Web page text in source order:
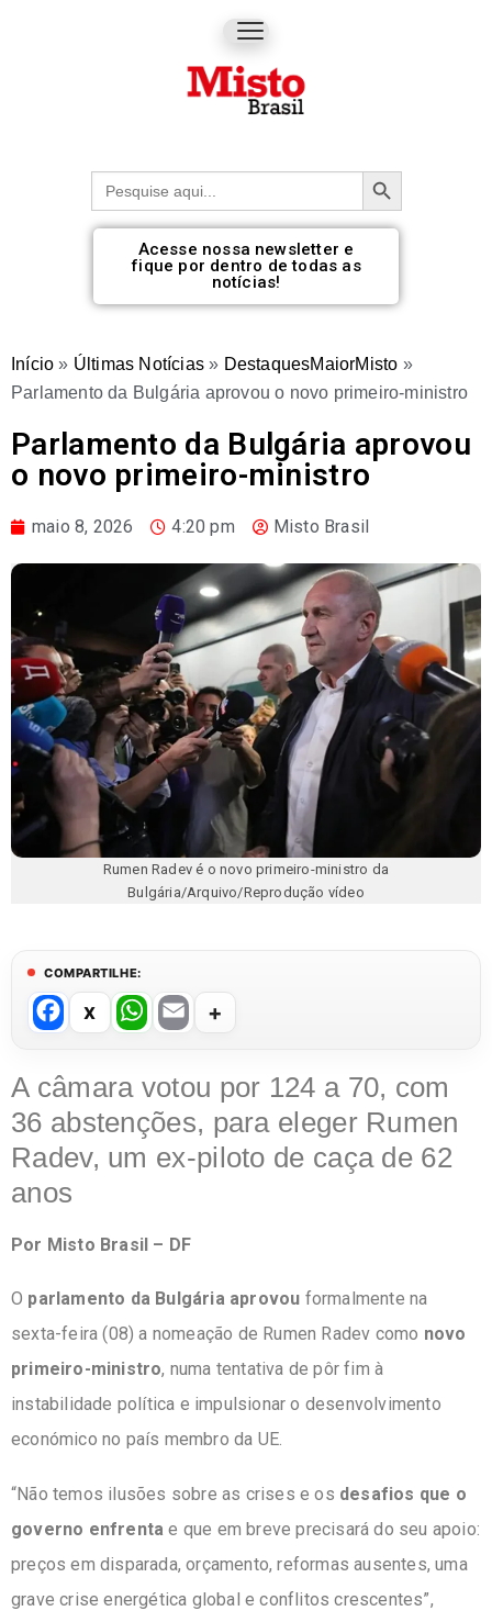
Procurar: Botão de pesquisa
Acesse nossa newsletter e
fique por dentro de todas as
notícias!
Início » Últimas Notícias » DestaquesMaiorMisto »
Parlamento da Bulgária aprovou o novo primeiro-ministro
Parlamento da Bulgária aprovou
o novo primeiro-ministro
maio 8, 2026 4:20 pm Misto Brasil
Rumen Radev é o novo primeiro-ministro da
Bulgária/Arquivo/Reprodução vídeo
COMPARTILHE:
F
a
c
e
b
o
k
W
h
at
s
A
E
ail
A câmara votou por 124 a 70, com
36 abstenções, para eleger Rumen
Radev, um ex-piloto de caça de 62
anos
Por Misto Brasil – DF
O parlamento da Bulgária aprovou formalmente na
sexta-feira (08) a nomeação de Rumen Radev como novo
primeiro-ministro, numa tentativa de pôr fim à
instabilidade política e impulsionar o desenvolvimento
económico no país membro da UE.
“Não temos ilusões sobre as crises e os desafios que o
governo enfrenta e que em breve precisará do seu apoio:
preços em disparada, orçamento, reformas ausentes, uma
grave crise energética global e conflitos crescentes”,